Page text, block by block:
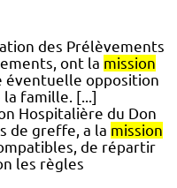
des Prélèvements
ont la mission
éventuelle opposition
la famille. [...]
Hospitalière du Don
de greffe, a la mission
de répartir
les règles